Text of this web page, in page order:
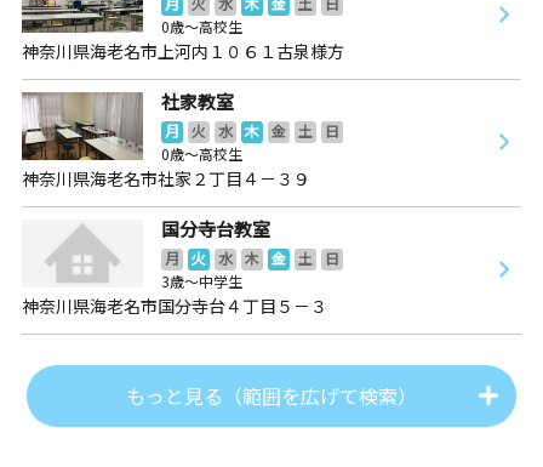
0歳～高校生
神奈川県海老名市上河内１０６１古泉様方
社家教室
月 火 水 木 金 土
日
0歳～高校生
神奈川県海老名市社家２丁目４－３９
国分寺台教室
月 火 水 木 金 土
日
3歳～中学生
神奈川県海老名市国分寺台４丁目５－３
もっと見る（範囲を広げて検索）